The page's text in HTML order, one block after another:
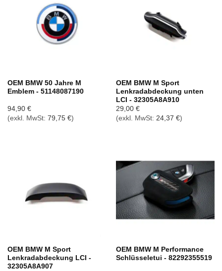
OEM BMW 50 Jahre M
Emblem - 51148087190
94,90 €
(exkl. MwSt: 79,75 €)
OEM BMW M Sport
Lenkradabdeckung unten
LCI - 32305A8A910
29,00 €
(exkl. MwSt: 24,37 €)
OEM BMW M Sport
Lenkradabdeckung LCI -
32305A8A907
OEM BMW M Performance
Schlüsseletui - 82292355519